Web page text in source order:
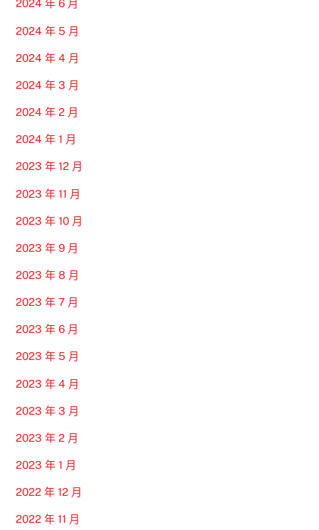
2024 年 6 月
2024 年 5 月
2024 年 4 月
2024 年 3 月
2024 年 2 月
2024 年 1 月
2023 年 12 月
2023 年 11 月
2023 年 10 月
2023 年 9 月
2023 年 8 月
2023 年 7 月
2023 年 6 月
2023 年 5 月
2023 年 4 月
2023 年 3 月
2023 年 2 月
2023 年 1 月
2022 年 12 月
2022 年 11 月